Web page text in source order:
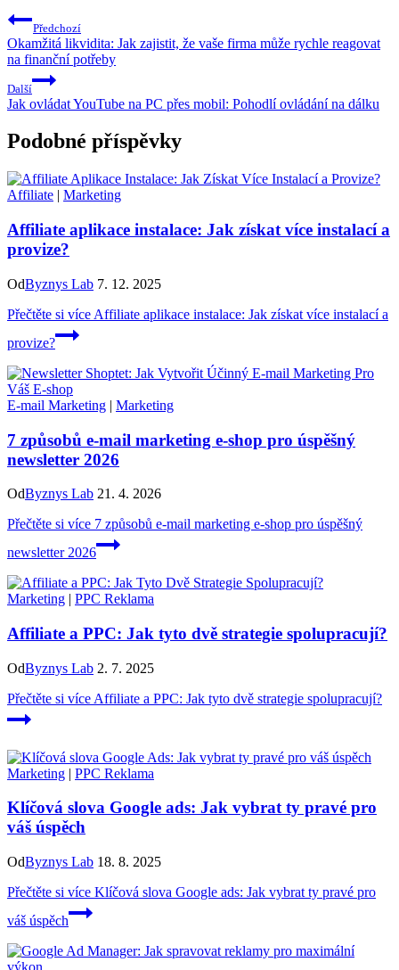
Předchozí
Okamžitá likvidita: Jak zajistit, že vaše firma může rychle reagovat
na finanční potřeby
Další
Jak ovládat YouTube na PC přes mobil: Pohodlí ovládání na dálku
Podobné příspěvky
Affiliate | Marketing
Affiliate aplikace instalace: Jak získat více instalací a
provize?
OdByznys Lab 7. 12. 2025
Přečtěte si více Affiliate aplikace instalace: Jak získat více instalací a
provize?
E-mail Marketing | Marketing
7 způsobů e-mail marketing e-shop pro úspěšný
newsletter 2026
OdByznys Lab 21. 4. 2026
Přečtěte si více 7 způsobů e-mail marketing e-shop pro úspěšný
newsletter 2026
Marketing | PPC Reklama
Affiliate a PPC: Jak tyto dvě strategie spolupracují?
OdByznys Lab 2. 7. 2025
Přečtěte si více Affiliate a PPC: Jak tyto dvě strategie spolupracují?
Marketing | PPC Reklama
Klíčová slova Google ads: Jak vybrat ty pravé pro
váš úspěch
OdByznys Lab 18. 8. 2025
Přečtěte si více Klíčová slova Google ads: Jak vybrat ty pravé pro
váš úspěch